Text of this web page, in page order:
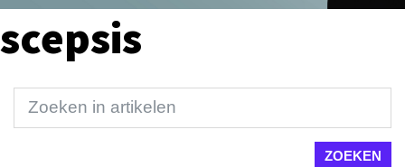
scepsis